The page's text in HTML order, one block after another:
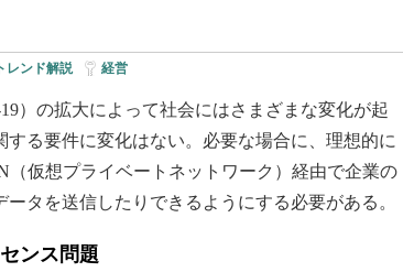
トレンド解説| 経営
）の拡大によって社会にはさまざまな変化が起
る要件に変化はない。必要な場合に、理想的に
仮想プライベートネットワーク）経由で企業の
タを送信したりできるようにする必要がある。
ンス問題